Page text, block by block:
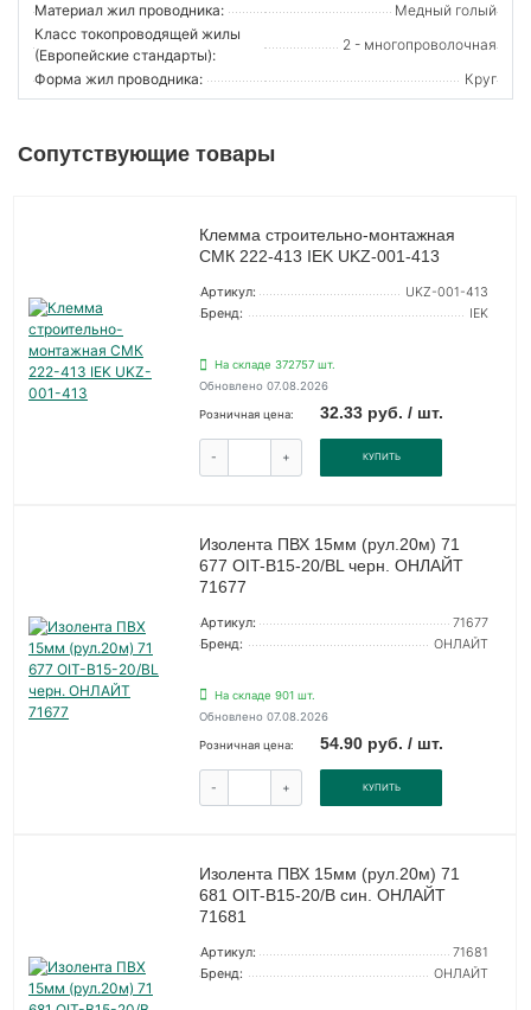
Материал жил проводника:
Медный голый
Класс токопроводящей жилы
(Европейские стандарты):
2 - многопроволочная
Форма жил проводника:
Круг
Сопутствующие товары
Клемма строительно-монтажная
СМК 222-413 IEK UKZ-001-413
Артикул:
UKZ-001-413
Бренд:
IEK
На складе 372757 шт.
Обновлено 07.08.2026
Розничная цена: 32.33 руб. / шт.
- + КУПИТЬ
Изолента ПВХ 15мм (рул.20м) 71
677 OIT-B15-20/BL черн. ОНЛАЙТ
71677
Артикул:
71677
Бренд:
ОНЛАЙТ
На складе 901 шт.
Обновлено 07.08.2026
Розничная цена: 54.90 руб. / шт.
- + КУПИТЬ
Изолента ПВХ 15мм (рул.20м) 71
681 OIT-B15-20/B син. ОНЛАЙТ
71681
Артикул:
71681
Бренд:
ОНЛАЙТ